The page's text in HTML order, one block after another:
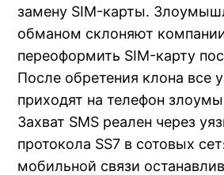
замену SIM-карты.
обманом склоняют
переоформить SIM-карту
После обретения клона все
приходят на телефон
Захват SMS реален через
протокола SS7 в сотовых
мобильной связи